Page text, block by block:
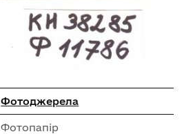
Фотоджерела
Фотопапір